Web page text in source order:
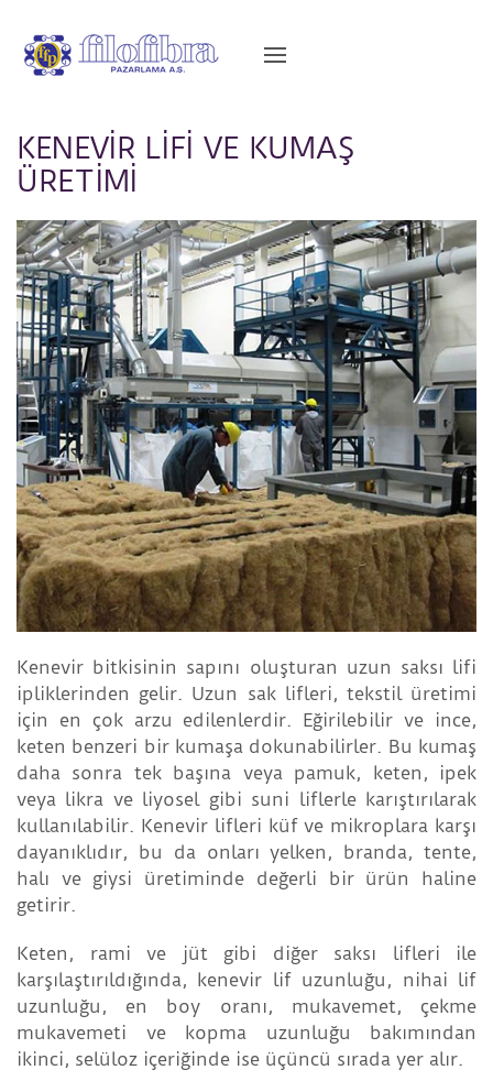
KENEVİR LİFİ VE KUMAŞ
ÜRETİMİ
Kenevir bitkisinin sapını oluşturan uzun saksı lifi
ipliklerinden gelir. Uzun sak lifleri, tekstil üretimi
için en çok arzu edilenlerdir. Eğirilebilir ve ince,
keten benzeri bir kumaşa dokunabilirler. Bu kumaş
daha sonra tek başına veya pamuk, keten, ipek
veya likra ve liyosel gibi suni liflerle karıştırılarak
kullanılabilir. Kenevir lifleri küf ve mikroplara karşı
dayanıklıdır, bu da onları yelken, branda, tente,
halı ve giysi üretiminde değerli bir ürün haline
getirir.
Keten, rami ve jüt gibi diğer saksı lifleri ile
karşılaştırıldığında, kenevir lif uzunluğu, nihai lif
uzunluğu, en boy oranı, mukavemet, çekme
mukavemeti ve kopma uzunluğu bakımından
ikinci, selüloz içeriğinde ise üçüncü sırada yer alır.